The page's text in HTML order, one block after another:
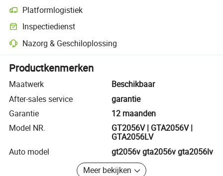
Platformlogistiek
Duidelijker zendingtracking met platformondersteunde logistiek
Inspectiedienst
Optionele pre-shipment inspectie voor kwaliteits- en
Nazorg & Geschiloplossing
Platformondersteunde geschiloplossing, inclusief terugbetalingen of
Productkenmerken
Maatwerk
Beschikbaar
After-sales service
garantie
Garantie
12 maanden
Model NR.
GT2056V | GTA2056V |
GTA2056LV
Auto model
gt2056v gta2056v gta2056lv
Meer bekijken